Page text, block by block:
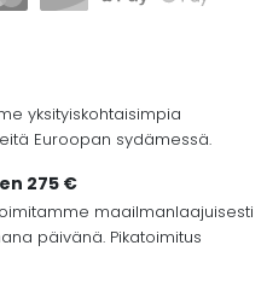
yksityiskohtaisimpia
Euroopan sydämessä.
275 €
maailmanlaajuisesti
päivänä. Pikatoimitus